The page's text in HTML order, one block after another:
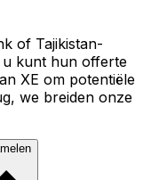
of Tajikistan-
kunt hun offerte
XE om potentiële
we breiden onze